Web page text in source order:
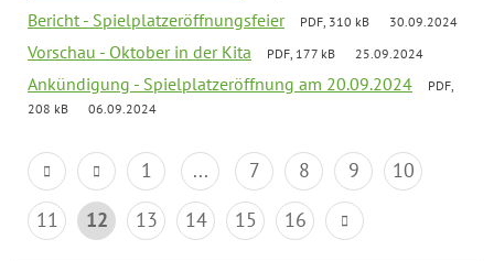
Bericht - Spielplatzeröffnungsfeier PDF, 310 kB 30.09.2024
Vorschau - Oktober in der Kita PDF, 177 kB 25.09.2024
Ankündigung - Spielplatzeröffnung am 20.09.2024
PDF,
208 kB
06.09.2024
1 ... 7 8 9
10
11
12 13 14 15 16